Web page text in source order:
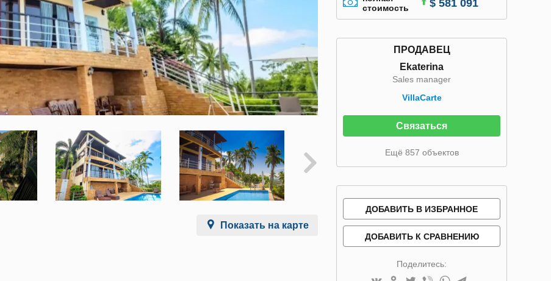
Показать на карте
стоимость
$ 581 091
ПРОДАВЕЦ
Ekaterina
Sales manager
VillaСarte
Связаться
Ещё 857 объектов
ДОБАВИТЬ В ИЗБРАННОЕ
ДОБАВИТЬ К СРАВНЕНИЮ
Поделитесь: